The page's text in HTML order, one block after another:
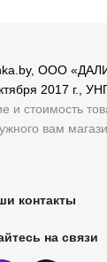
ООО
2017 г.,
и стоимость
вам
контакты
на связи